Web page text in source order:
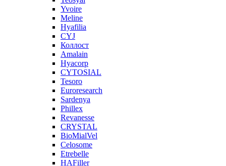
Yvoire
Meline
Hyafilia
CYJ
Коллост
Amalain
Hyacorp
CYTOSIAL
Tesoro
Euroresearch
Sardenya
Phillex
Revanesse
CRYSTAL
BioMialVel
Celosome
Etrebelle
HAFiller